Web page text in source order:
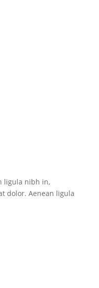
ligula nibh in,
dolor. Aenean ligula